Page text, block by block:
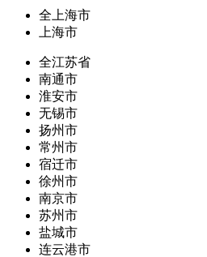
全上海市
上海市
全江苏省
南通市
淮安市
无锡市
扬州市
常州市
宿迁市
徐州市
南京市
苏州市
盐城市
连云港市